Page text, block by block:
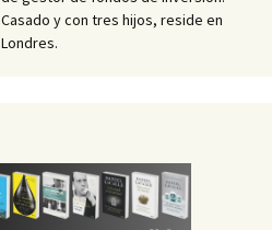
Casado y con tres hijos, reside en
Londres.